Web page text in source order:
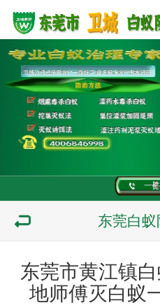
东莞白
东莞市黄江镇
地师傅灭白蚁